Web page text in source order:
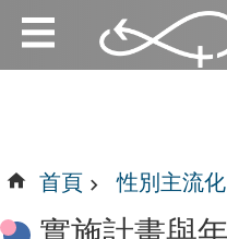
跳到主要內容區塊
:::
:::
首頁 性別主流化